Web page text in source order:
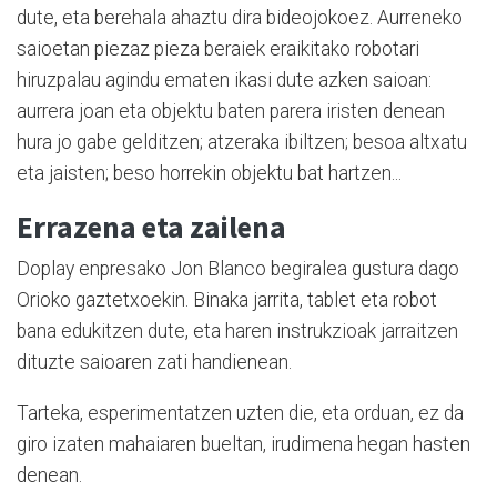
dute, eta berehala ahaztu dira bideojokoez. Aurreneko
saioetan piezaz pieza beraiek eraikitako robotari
hiruzpalau agindu ematen ikasi dute azken saioan:
aurrera joan eta objektu baten parera iristen denean
hura jo gabe gelditzen; atzeraka ibiltzen; besoa altxatu
eta jaisten; beso horrekin objektu bat hartzen...
Errazena eta zailena
Doplay enpresako Jon Blanco begiralea gustura dago
Orioko gaztetxoekin. Binaka jarrita, tablet eta robot
bana edukitzen dute, eta haren instrukzioak jarraitzen
dituzte saioaren zati handienean.
Tarteka, esperimentatzen uzten die, eta orduan, ez da
giro izaten mahaiaren bueltan, irudimena hegan hasten
denean.